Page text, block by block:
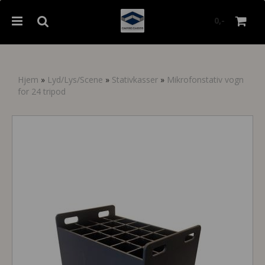
0,-
Hjem » Lyd/Lys/Scene » Stativkasser » Mikrofonstativ vogn
for 24 tripod